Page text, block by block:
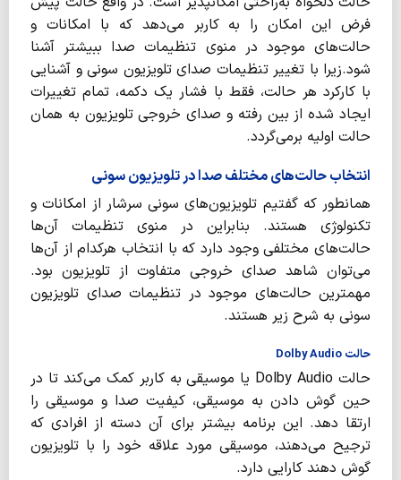
فرض این امکان را به کاربر می‌دهد که با امکانات و
حالت‌های موجود در منوی تنظیمات صدا ببیشتر آشنا
شود.زیرا با تغییر تنظیمات صدای تلویزیون سونی و آشنایی
با کارکرد هر حالت، فقط با فشار یک دکمه، تمام تغییرات
ایجاد شده از بین رفته و صدای خروجی تلویزیون به همان
حالت اولیه برمی‌گردد.
انتخاب حالت‌های مختلف صدا در تلویزیون سونی
همانطور که گفتیم تلویزیون‌های سونی سرشار از امکانات و
تکنولوژی هستند. بنابراین در منوی تنظیمات آن‌ها
حالت‌های مختلفی وجود دارد که با انتخاب هرکدام از آن‌ها
می‌توان شاهد صدای خروجی متفاوت از تلویزیون بود.
مهمترین حالت‌های موجود در تنظیمات صدای تلویزیون
سونی به شرح زیر هستند.
حالت Dolby Audio
حالت Dolby Audio یا موسیقی به کاربر کمک می‌کند تا در
حین گوش دادن به موسیقی، کیفیت صدا و موسیقی را
ارتقا دهد. این برنامه بیشتر برای آن دسته از افرادی که
ترجیح می‌دهند، موسیقی مورد علاقه خود را با تلویزیون
گوش دهند کارایی دارد.